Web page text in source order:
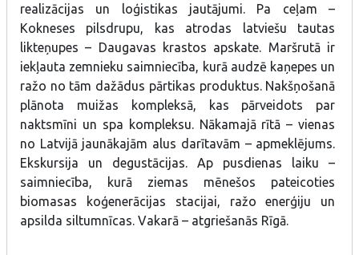
realizācijas un loģistikas jautājumi. Pa ceļam –
Kokneses pilsdrupu, kas atrodas latviešu tautas
likteņupes – Daugavas krastos apskate. Maršrutā ir
iekļauta zemnieku saimniecība, kurā audzē kaņepes un
ražo no tām dažādus pārtikas produktus. Nakšņošanā
plānota muižas kompleksā, kas pārveidots par
naktsmīni un spa kompleksu. Nākamajā rītā – vienas
no Latvijā jaunākajām alus darītavām – apmeklējums.
Ekskursija un degustācijas. Ap pusdienas laiku –
saimniecība, kurā ziemas mēnešos pateicoties
biomasas koģenerācijas stacijai, ražo enerģiju un
apsilda siltumnīcas. Vakarā – atgriešanās Rīgā.